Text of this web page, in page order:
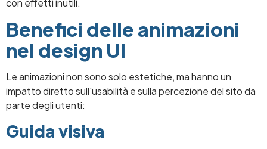
con effetti inutili.
Benefici delle animazioni
nel design UI
Le animazioni non sono solo estetiche, ma hanno un
impatto diretto sull'usabilità e sulla percezione del sito da
parte degli utenti:
Guida visiva